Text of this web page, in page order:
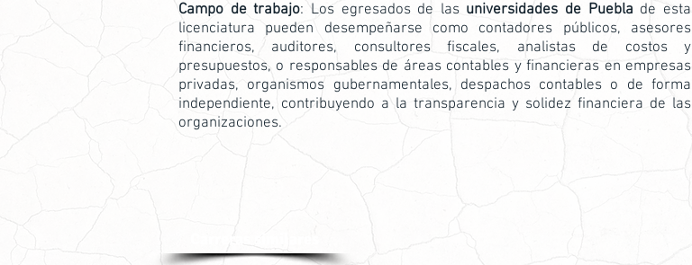
Campo de trabajo: Los egresados de las universidades de Puebla de esta
licenciatura pueden desempeñarse como contadores públicos, asesores
financieros, auditores, consultores fiscales, analistas de costos y
presupuestos, o responsables de áreas contables y financieras en empresas
privadas, organismos gubernamentales, despachos contables o de forma
independiente, contribuyendo a la transparencia y solidez financiera de las
organizaciones.